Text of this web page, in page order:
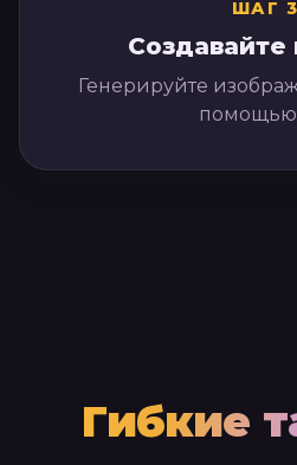
ШАГ 3
Создавайте
Генерируйте
Гибкие